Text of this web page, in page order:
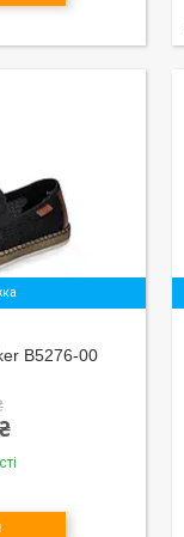
B5276-00